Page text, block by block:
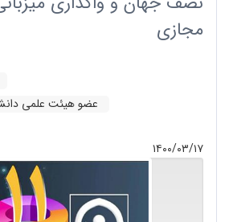
مجازی
عضو هیئت علمی
۱۴۰۰/۰۳/۱۷